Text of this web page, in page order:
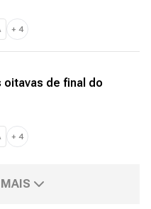
+ 4
oitavas de final do
+ 4
MAIS